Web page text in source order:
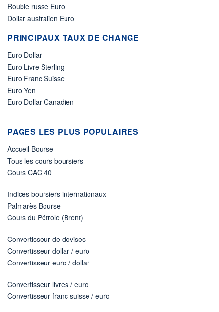
Rouble russe Euro
Dollar australien Euro
PRINCIPAUX TAUX DE CHANGE
Euro Dollar
Euro Livre Sterling
Euro Franc Suisse
Euro Yen
Euro Dollar Canadien
PAGES LES PLUS POPULAIRES
Accueil Bourse
Tous les cours boursiers
Cours CAC 40
Indices boursiers internationaux
Palmarès Bourse
Cours du Pétrole (Brent)
Convertisseur de devises
Convertisseur dollar / euro
Convertisseur euro / dollar
Convertisseur livres / euro
Convertisseur franc suisse / euro